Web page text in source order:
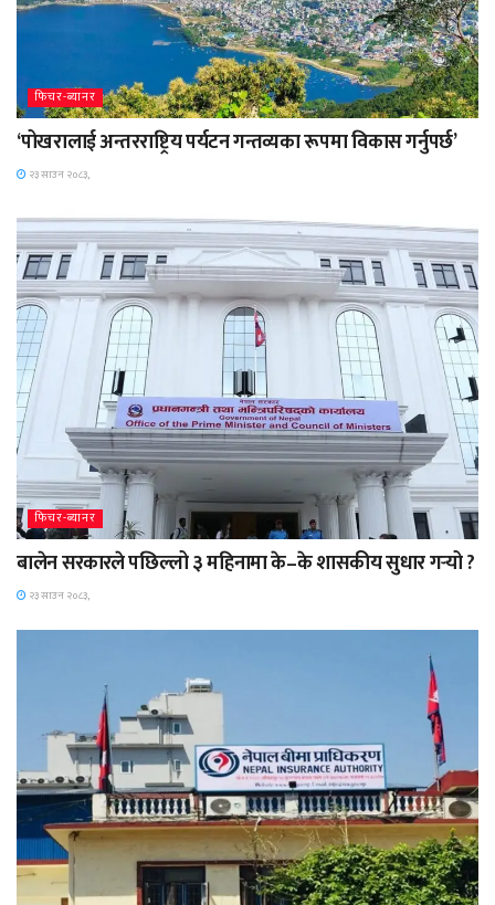
फिचर-ब्यानर
‘पोखरालाई अन्तरराष्ट्रिय पर्यटन गन्तव्यका रूपमा विकास गर्नुपर्छ’
२३ साउन २०८३,
फिचर-ब्यानर
बालेन सरकारले पछिल्लो ३ महिनामा के–के शासकीय सुधार गर्‍यो ?
२३ साउन २०८३,